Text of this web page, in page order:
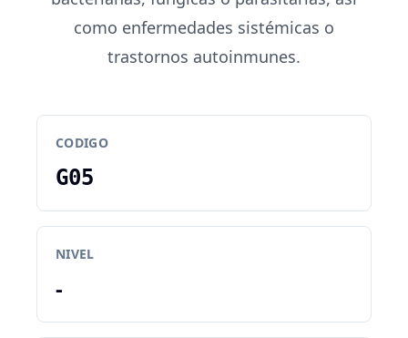
como enfermedades sistémicas o
trastornos autoinmunes.
CODIGO
G05
NIVEL
-